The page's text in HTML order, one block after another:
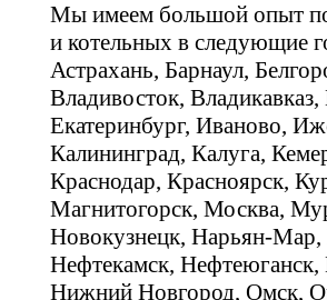
Мы имеем большой опыт
и котельных в следующие
Астрахань, Барнаул,
Владивосток,
Екатеринбург, Иваново,
Калининград, Калуга,
Краснодар, Красноярск,
Магнитогорск, Москва,
Новокузнецк, Нарьян-
Нефтекамск,
Нижний Новгород, Омск,